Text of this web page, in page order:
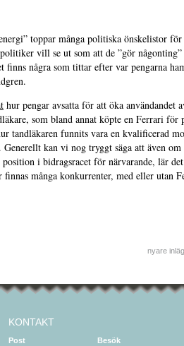
toppar många politiska önskelistor för
vill se ut som att de ”gör någonting”
finns några som tittar efter var pengarna
hur pengar avsatta för att öka användandet
som bland annat köpte en Ferrari för
tandläkaren funnits vara en kvalificerad
kan vi nog tryggt säga att även
i bidragsracet för närvarande, lär
finnas många konkurrenter, med eller utan
nyare
KONTAKT
Post
Besök